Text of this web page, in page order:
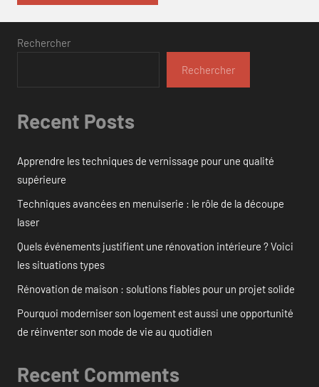
Rechercher
Rechercher
Recent Posts
Apprendre les techniques de vernissage pour une qualité
supérieure
Techniques avancées en menuiserie : le rôle de la découpe
laser
Quels événements justifient une rénovation intérieure ? Voici
les situations types
Rénovation de maison : solutions fiables pour un projet solide
Pourquoi moderniser son logement est aussi une opportunité
de réinventer son mode de vie au quotidien
Recent Comments